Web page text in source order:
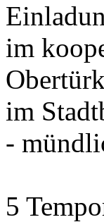
im
im
-
5